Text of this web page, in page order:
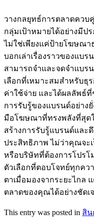
วางกลยุทธ์การตลาดควบ
กลุ่มเป้าหมายได้อย่างมีป
ไม่ใช่เพียงแค่ป้ายโฆษณา
บอกเล่าเรื่องราวของแบ
สามารถจำและจดจำแบรน
เลือกที่เหมาะสมสำหรับธุ
ค่าใช้จ่าย และได้ผลลัพธ์ที่
การรับรู้ของแบรนด์อย่าง
มือโฆษณาที่ทรงพลังที่สุด
สร้างการรับรู้แบรนด์และ
ประสิทธิภาพ ไม่ว่าคุณจะ
หรือบริษัทที่ต้องการโปรโ
ตัวเลือกที่ตอบโจทย์ทุกคว
ตาเมื่อมองจากระยะไกล
ตลาดของคุณได้อย่างชัดเ
This entry was posted in สิน